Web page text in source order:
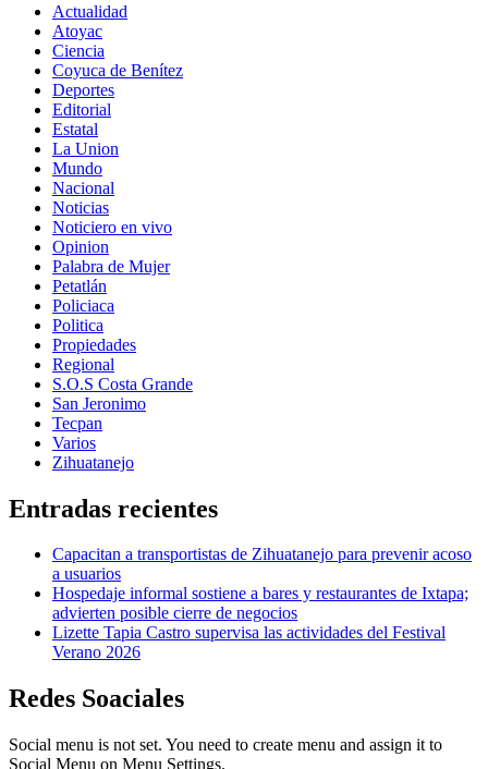
Actualidad
Atoyac
Ciencia
Coyuca de Benítez
Deportes
Editorial
Estatal
La Union
Mundo
Nacional
Noticias
Noticiero en vivo
Opinion
Palabra de Mujer
Petatlán
Policiaca
Politica
Propiedades
Regional
S.O.S Costa Grande
San Jeronimo
Tecpan
Varios
Zihuatanejo
Entradas recientes
Capacitan a transportistas de Zihuatanejo para prevenir acoso
a usuarios
Hospedaje informal sostiene a bares y restaurantes de Ixtapa;
advierten posible cierre de negocios
Lizette Tapia Castro supervisa las actividades del Festival
Verano 2026
Redes Soaciales
Social menu is not set. You need to create menu and assign it to
Social Menu on Menu Settings.